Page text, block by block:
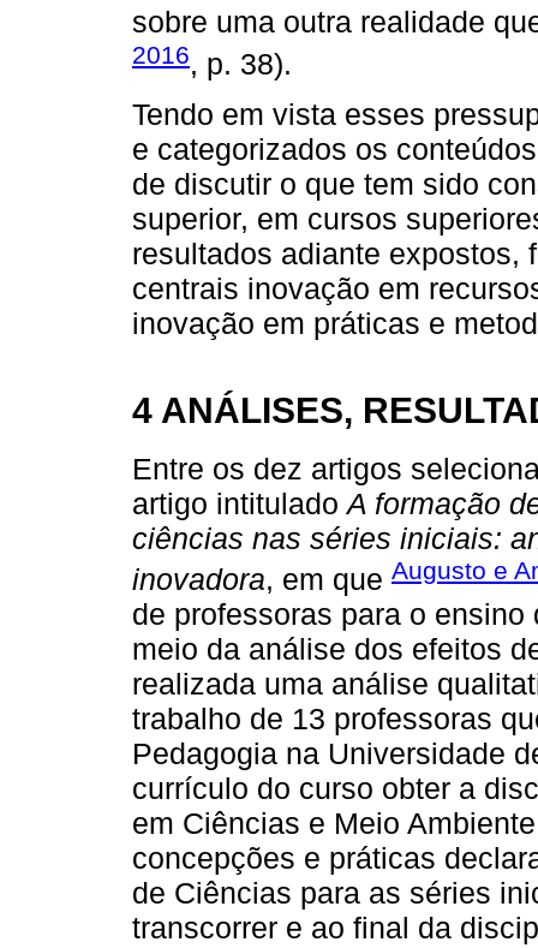
sobre uma outra realidade
2016, p. 38).
Tendo em vista esses
e categorizados os
de discutir o que tem sido
superior, em cursos
resultados adiante expostos,
centrais inovação em
inovação em práticas e
4 ANÁLISES,
Entre os dez artigos
artigo intituladoA formação
ciências nas séries iniciais:
inovadora, em que Augusto e
de professoras para o
meio da análise dos efeitos
realizada uma análise
trabalho de 13 professoras
Pedagogia na Universidade
currículo do curso obter a
em Ciências e Meio
concepções e práticas
de Ciências para as séries
transcorrer e ao final da